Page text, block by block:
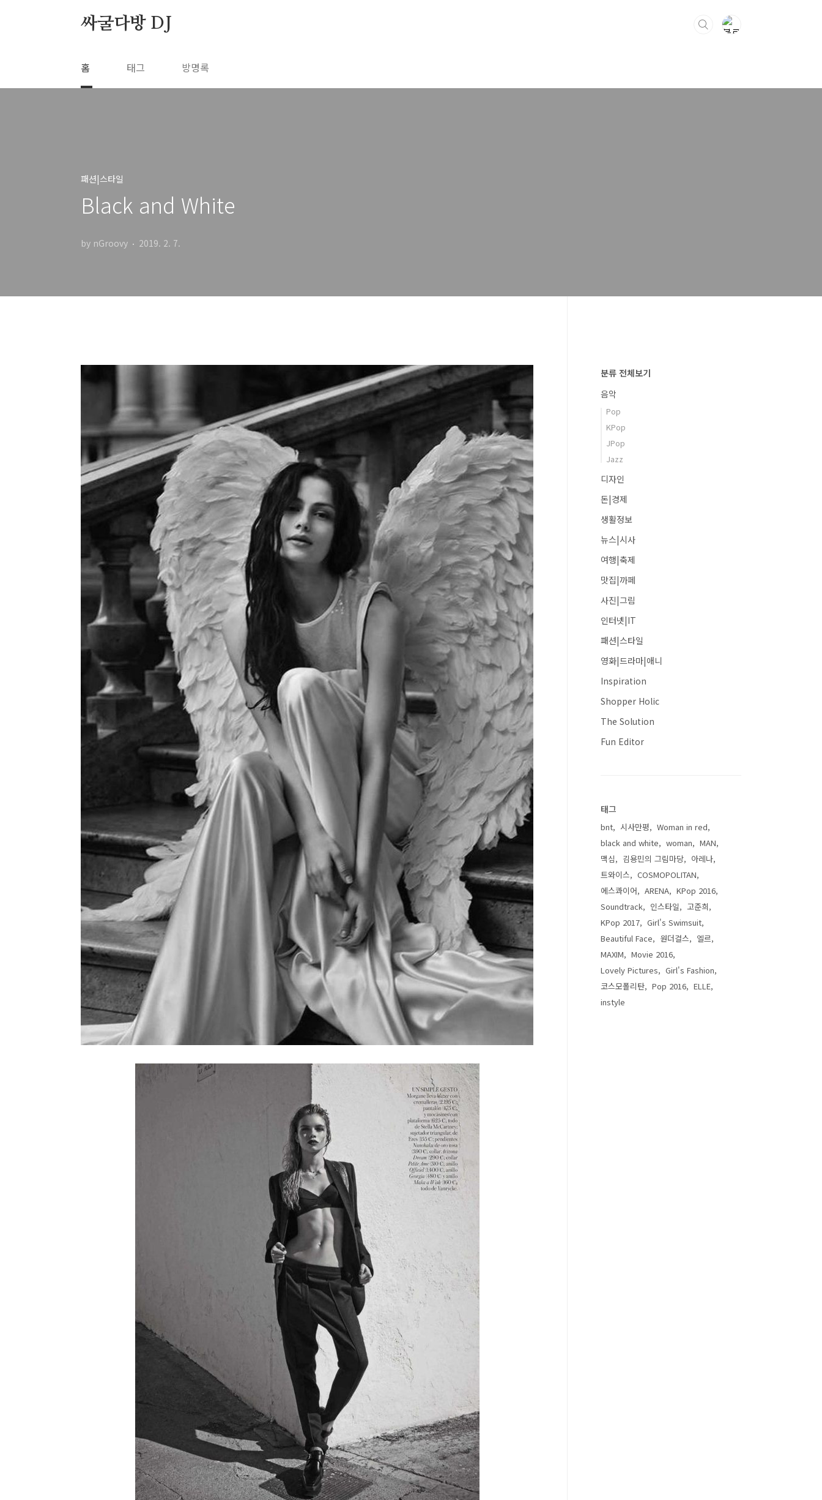
싸굴다방 DJ
홈 태그 방명록
패션|스타일
Black and White
by nGroovy 2019. 2. 7.
분류 전체보기
음악
Pop
KPop
JPop
Jazz
디자인
돈|경제
생활정보
뉴스|시사
여행|축제
맛집|까페
사진|그림
인터넷|IT
패션|스타일
영화|드라마|애니
Inspiration
Shopper Holic
The Solution
Fun Editor
태그
bnt 시사만평
Woman in red
black and white
woman
MAN
맥심
김용민의 그림마당
아레나
트와이스
COSMOPOLITAN
에스콰이어
ARENA
KPop 2016
Soundtrack
인스타일
고준희
KPop 2017
Girl's Swimsuit
Beautiful Face
원더걸스
엘르
MAXIM
Movie 2016
Lovely Pictures
Girl's Fashion
코스모폴리탄
Pop 2016
ELLE
instyle